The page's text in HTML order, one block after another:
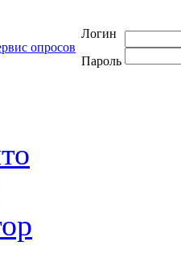
Логин
Пароль